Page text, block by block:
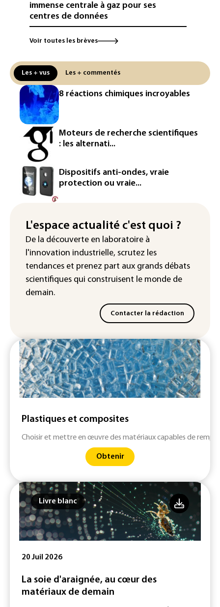
immense centrale à gaz pour ses
centres de données
L'UE demande à Meta et TikTok de
Ceuta
L'Europe se prépare à une baisse de la
production d'électricité lors de l'éclipse
solaire
La métropole de Rouen porte plainte
contre BASF pour pollution aux PFAS
Canicule: à l'arrêt depuis fin juillet, la
centrale de Golfech reconnectée au
réseau
Véhicules de livraison autonomes: la
homologation
Iris³: Eutelsat investira 3,4 milliards
d'euros dans la future constellation
européenne
Voir toutes les brèves
Les + vus Les + commentés
8 réactions chimiques incroyables
Moteurs de recherche scientifiques
: les alternati...
Dispositifs anti-ondes, vraie
protection ou vraie...
L'espace actualité c'est quoi ?
De la découverte en laboratoire à
l'innovation industrielle, scrutez les
tendances et prenez part aux grands débats
scientifiques qui construisent le monde de
demain.
Contacter la rédaction
Plastiques et composites
Choisir et mettre en œuvre des matériaux capables de
Obtenir
Livre blanc
20 Juil 2026
La soie d'araignée, au cœur des
matériaux de demain